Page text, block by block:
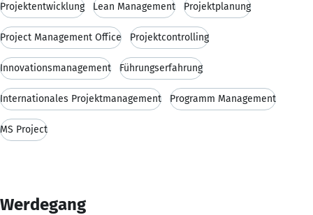
Projektentwicklung Lean Management Projektplanung
Project Management Office Projektcontrolling
Innovationsmanagement Führungserfahrung
Internationales Projektmanagement Programm Management
MS Project
Werdegang